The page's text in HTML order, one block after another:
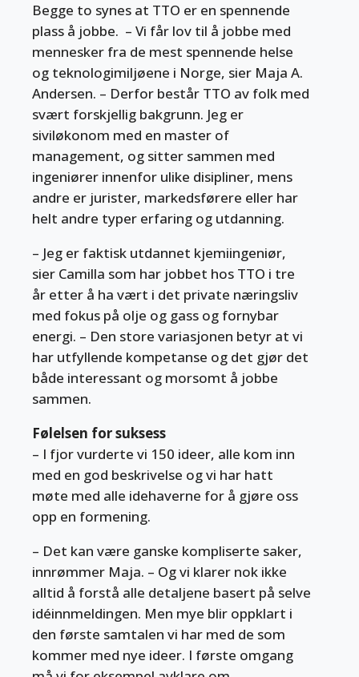
Begge to synes at TTO er en spennende
plass å jobbe. – Vi får lov til å jobbe med
mennesker fra de mest spennende helse
og teknologimiljøene i Norge, sier Maja A.
Andersen. – Derfor består TTO av folk med
svært forskjellig bakgrunn. Jeg er
siviløkonom med en master of
management, og sitter sammen med
ingeniører innenfor ulike disipliner, mens
andre er jurister, markedsførere eller har
helt andre typer erfaring og utdanning.
– Jeg er faktisk utdannet kjemiingeniør,
sier Camilla som har jobbet hos TTO i tre
år etter å ha vært i det private næringsliv
med fokus på olje og gass og fornybar
energi. – Den store variasjonen betyr at vi
har utfyllende kompetanse og det gjør det
både interessant og morsomt å jobbe
sammen.
Følelsen for suksess
– I fjor vurderte vi 150 ideer, alle kom inn
med en god beskrivelse og vi har hatt
møte med alle idehaverne for å gjøre oss
opp en formening.
– Det kan være ganske kompliserte saker,
innrømmer Maja. – Og vi klarer nok ikke
alltid å forstå alle detaljene basert på selve
idéinnmeldingen. Men mye blir oppklart i
den første samtalen vi har med de som
kommer med nye ideer. I første omgang